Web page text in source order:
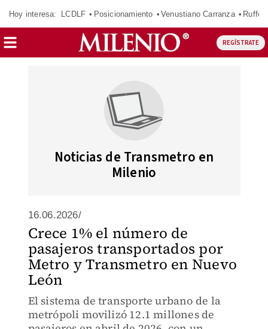
Hoy interesa: LCDLF Posicionamiento Venustiano Carranza Ruffo
REGÍSTRATE
Noticias de Transmetro en
Milenio
16.06.2026/
Crece 1% el número de
pasajeros transportados por
Metro y Transmetro en Nuevo
León
El sistema de transporte urbano de la
metrópoli movilizó 12.1 millones de